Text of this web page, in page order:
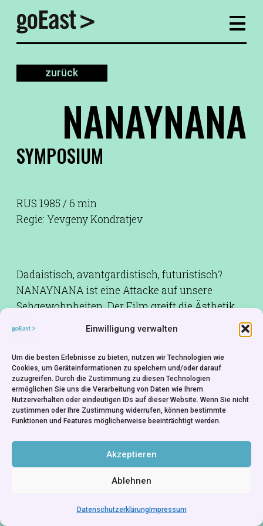
Einwilligung verwalten
Um die besten Erlebnisse zu bieten, nutzen wir Technologien wie
Cookies, um Geräteinformationen zu speichern und/oder darauf
zuzugreifen. Durch die Zustimmung zu diesen Technologien
ermöglichen Sie uns die Verarbeitung von Daten wie Ihrem
Nutzerverhalten oder eindeutigen IDs auf dieser Website. Wenn Sie nicht
zustimmen oder Ihre Zustimmung widerrufen, können bestimmte
Funktionen und Features möglicherweise beeinträchtigt werden.
Akzeptieren
Ablehnen
DatenschutzerklärungImpressum
zurück
NANAYNANA
SYMPOSIUM
RUS 1985 / 6 min
Regie: Yevgeny Kondratjev
Dadaistisch, avantgardistisch, futuristisch?
NANAYNANA ist eine Attacke auf unsere
Sehgewohnheiten. Der Film greift die Ästhetik
des frühen Stummfilms auf und kombiniert
diese mit experimentellen Formen der frühen
Avantgarde. Bilder, Wörter und Körper(teile)
ergeben ein absurdes Gesamtkunstwerk.
Weltvertrieb:Evgeny Kondratiev